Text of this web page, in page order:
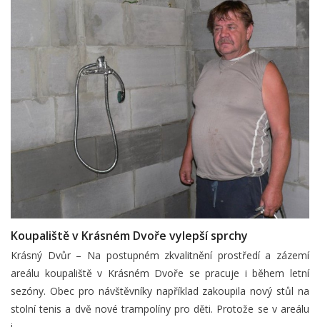
Koupaliště v Krásném Dvoře vylepší sprchy
Krásný Dvůr – Na postupném zkvalitnění prostředí a zázemí
areálu koupaliště v Krásném Dvoře se pracuje i během letní
sezóny. Obec pro návštěvníky například zakoupila nový stůl na
stolní tenis a dvě nové trampolíny pro děti. Protože se v areálu